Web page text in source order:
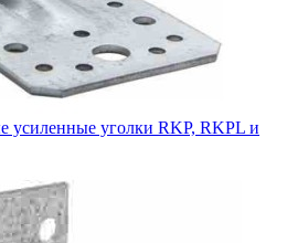
усиленные уголки RKP, RKPL и